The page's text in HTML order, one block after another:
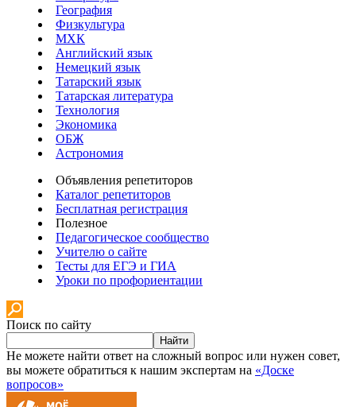
География
Физкультура
МХК
Английский язык
Немецкий язык
Татарский язык
Татарская литература
Технология
Экономика
ОБЖ
Астрономия
Объявления репетиторов
Каталог репетиторов
Бесплатная регистрация
Полезное
Педагогическое сообщество
Учителю о сайте
Тесты для ЕГЭ и ГИА
Уроки по профориентации
Поиск по сайту
Найти
Не можете найти ответ на сложный вопрос или нужен совет,
вы можете обратиться к нашим экспертам на «Доске
вопросов»